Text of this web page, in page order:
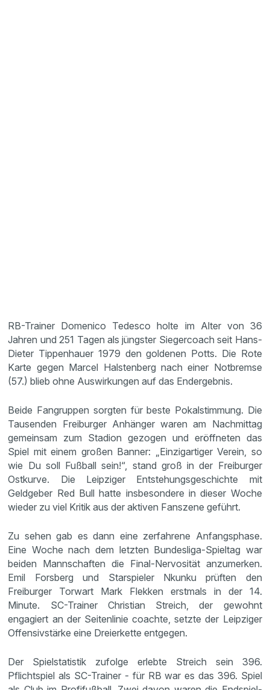
RB-Trainer Domenico Tedesco holte im Alter von 36
Jahren und 251 Tagen als jüngster Siegercoach seit Hans-
Dieter Tippenhauer 1979 den goldenen Potts. Die Rote
Karte gegen Marcel Halstenberg nach einer Notbremse
(57.) blieb ohne Auswirkungen auf das Endergebnis.
Beide Fangruppen sorgten für beste Pokalstimmung. Die
Tausenden Freiburger Anhänger waren am Nachmittag
gemeinsam zum Stadion gezogen und eröffneten das
Spiel mit einem großen Banner: „Einzigartiger Verein, so
wie Du soll Fußball sein!“, stand groß in der Freiburger
Ostkurve. Die Leipziger Entstehungsgeschichte mit
Geldgeber Red Bull hatte insbesondere in dieser Woche
wieder zu viel Kritik aus der aktiven Fanszene geführt.
Zu sehen gab es dann eine zerfahrene Anfangsphase.
Eine Woche nach dem letzten Bundesliga-Spieltag war
beiden Mannschaften die Final-Nervosität anzumerken.
Emil Forsberg und Starspieler Nkunku prüften den
Freiburger Torwart Mark Flekken erstmals in der 14.
Minute. SC-Trainer Christian Streich, der gewohnt
engagiert an der Seitenlinie coachte, setzte der Leipziger
Offensivstärke eine Dreierkette entgegen.
Der Spielstatistik zufolge erlebte Streich sein 396.
Pflichtspiel als SC-Trainer - für RB war es das 396. Spiel